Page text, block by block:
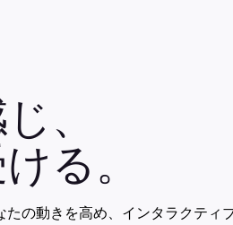
、
る。
の動きを高め、インタラクティ